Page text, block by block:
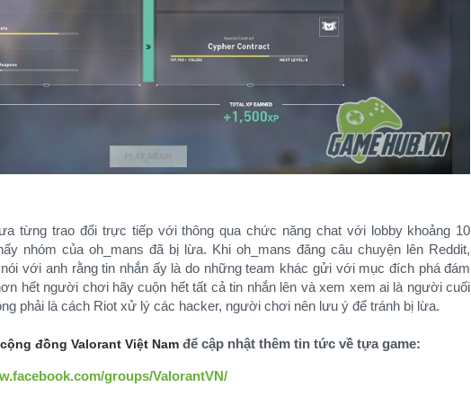
từng trao đổi trực tiếp với thông qua chức năng chat với lobby khoảng 10
nhóm của oh_mans đã bị lừa. Khi oh_mans đăng câu chuyện lên Reddit,
với anh rằng tin nhắn ấy là do những team khác gửi với mục đích phá đám
hết người chơi hãy cuộn hết tất cả tin nhắn lên và xem xem ai là người cuối
phải là cách Riot xử lý các hacker, người chơi nên lưu ý để tránh bị lừa.
cộng đồng Valorant Việt Nam để cập nhật thêm tin tức về tựa game:
groups/ValorantVN/